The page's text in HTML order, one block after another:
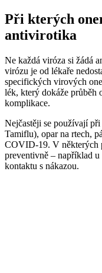
Při kterých
antivirotika
Ne každá viróza si žádá
virózu je od lékaře
specifických virových
lék, který dokáže průběh
komplikace.
Nejčastěji se používají
Tamiflu), opar na rtech,
COVID-19. V některých
preventivně – například
kontaktu s nákazou.